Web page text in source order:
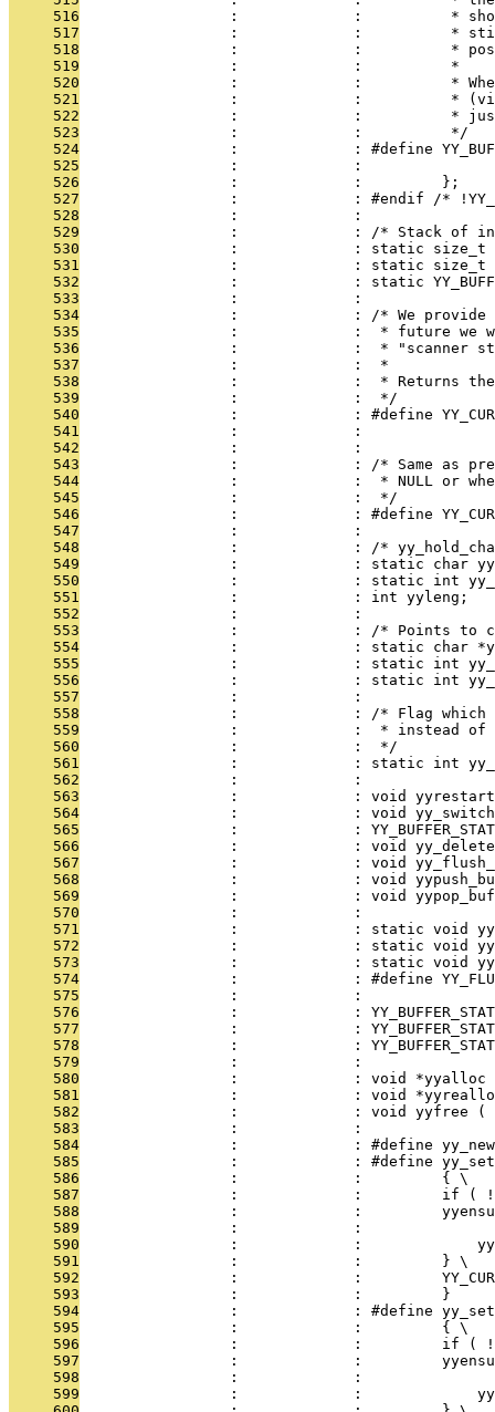
     516
:             :          *
     517
:             :          *
     518
:             :          *
     519
                 :             :          *
     520
:             :          *
     521
:             :          *
     522
:             :          *
     523
                 :             :          */
     524
:             : #define
     525
                 :             :
     526
                 :             :         };
     527
:             : #endif /*
     528
                 :             :
     529
:             : /* Stack of
     530
:             : static
     531
:             : static
     532
:             : static
     533
                 :             :
     534
:             : /* We
     535
:             :  * future we
     536
:             :  * "scanner
     537
                 :             :  *
     538
:             :  * Returns
     539
                 :             :  */
     540
:             : #define
     541
:             :
     542
:             :
     543
:             : /* Same as
     544
:             :  * NULL or
     545
                 :             :  */
     546
:             : #define
     547
                 :             :
     548
:             : /*
     549
:             : static char
     550
:             : static int
     551
                 :             : int yyleng;
     552
                 :             :
     553
:             : /* Points to
     554
:             : static char
     555
:             : static int
     556
:             : static int
     557
                 :             :
     558
:             : /* Flag
     559
:             :  * instead
     560
                 :             :  */
     561
:             : static int
     562
                 :             :
     563
:             : void
     564
:             : void
     565
:             :
     566
:             : void
     567
:             : void
     568
:             : void
     569
:             : void
     570
                 :             :
     571
:             : static void
     572
:             : static void
     573
:             : static void
     574
:             : #define
     575
                 :             :
     576
:             :
     577
:             :
     578
:             :
     579
                 :             :
     580
:             : void *yyalloc
     581
:             : void
     582
:             : void yyfree (
     583
                 :             :
     584
:             : #define
     585
:             : #define
     586
                 :             :         { \
     587
:             :         if (
     588
:             :
     589
:             :
     590
:             :
     591
                 :             :         } \
     592
:             :
     593
                 :             :         }
     594
:             : #define
     595
                 :             :         { \
     596
:             :         if (
     597
:             :
     598
:             :
     599
:             :